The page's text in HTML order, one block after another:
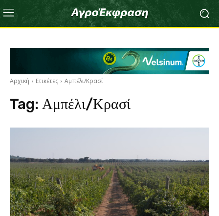
Αρχική Ετικέτες Αμπέλι/Κρασί
Tag: Αμπέλι/Κρασί